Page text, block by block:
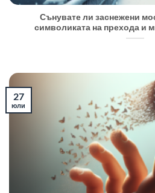
Сънувате ли заснежени
символиката на прехода и
27
юли